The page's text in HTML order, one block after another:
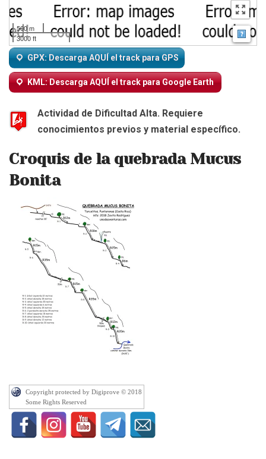
500 m
3000 ft
GPX: Descarga AQUÍ el track para GPS
KML: Descarga AQUÍ el track para Google Earth
Actividad de Dificultad Alta. Requiere
conocimientos previos y material específico.
Croquis de la quebrada Mucus
Bonita
Copyright protected by Digiprove © 2018
Some Rights Reserved